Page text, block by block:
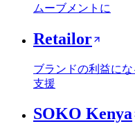
ムーブメントに
Retailor
ブランドの利益に
支援
SOKO Kenya